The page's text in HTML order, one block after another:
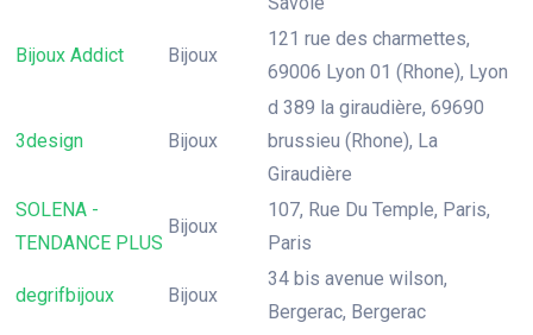
Bijoux Addict Bijoux
121 rue des charmettes,
69006 Lyon 01 (Rhone), Lyon
3design Bijoux
d 389 la giraudière, 69690
brussieu (Rhone), La
Giraudière
SOLENA -
TENDANCE PLUS
Bijoux
107, Rue Du Temple, Paris,
Paris
degrifbijoux Bijoux
34 bis avenue wilson,
Bergerac, Bergerac